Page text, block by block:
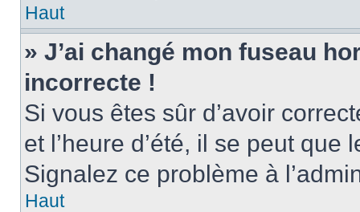
Haut
» J’ai changé mon fuseau
incorrecte !
Si vous êtes sûr d’avoir
et l’heure d’été, il se peut que
Signalez ce problème à
Haut